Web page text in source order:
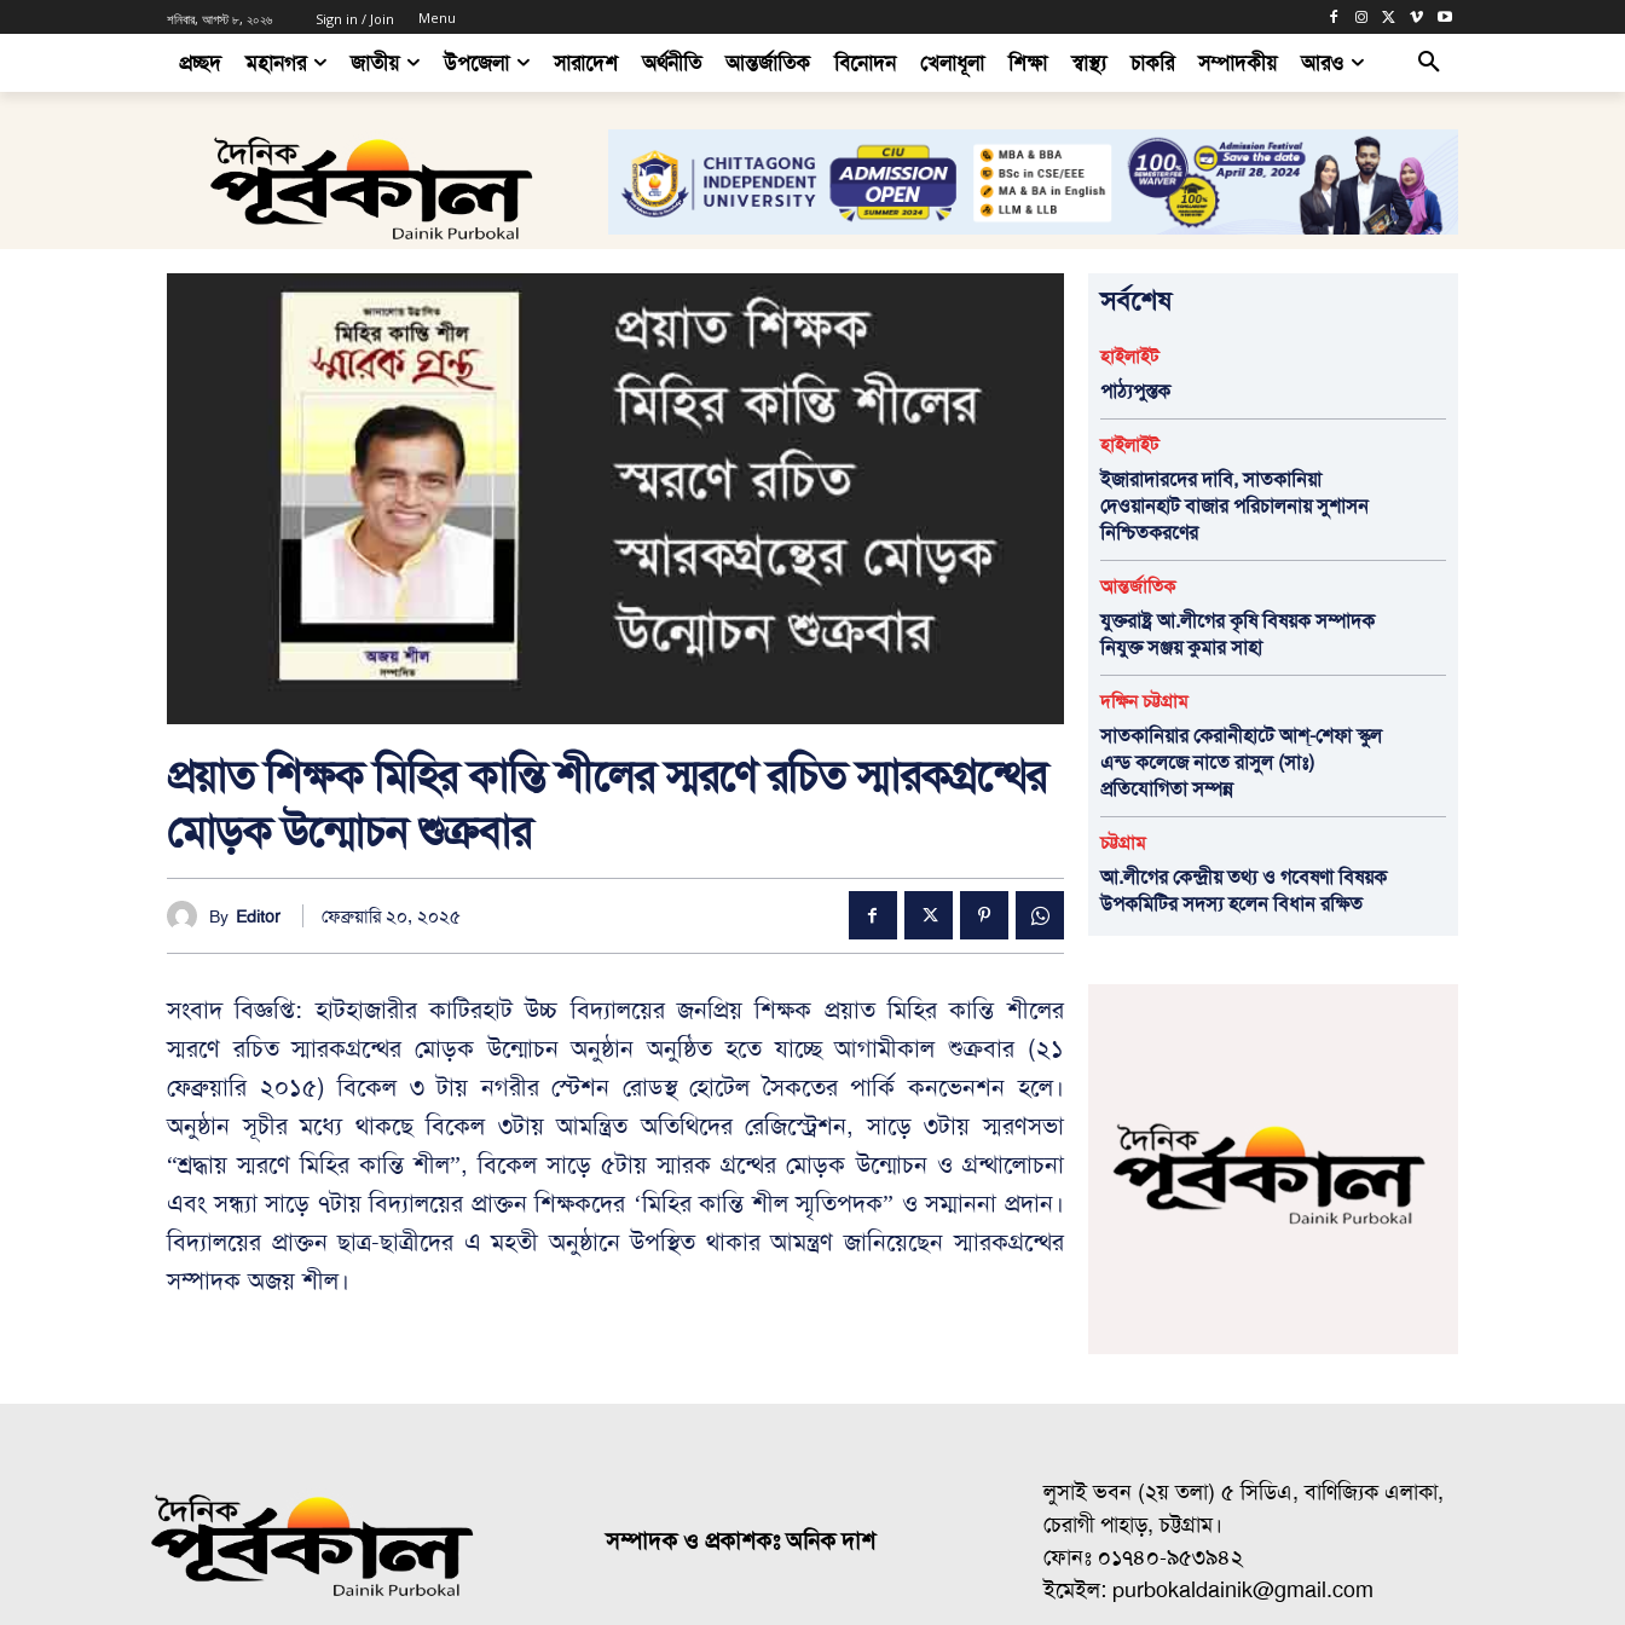
শনিবার, আগস্ট ৮, ২০২৬ Sign in / Join Menu
প্রচ্ছদ মহানগর জাতীয় উপজেলা সারাদেশ অর্থনীতি আন্তর্জাতিক বিনোদন খেলাধূলা শিক্ষা স্বাস্থ্য চাকরি সম্পাদকীয় আরও
প্রয়াত শিক্ষক মিহির কান্তি শীলের স্মরণে রচিত স্মারকগ্রন্থের
মোড়ক উন্মোচন শুক্রবার
By Editor ফেব্রুয়ারি ২০, ২০২৫
সংবাদ বিজ্ঞপ্তি: হাটহাজারীর কাটিরহাট উচ্চ বিদ্যালয়ের জনপ্রিয় শিক্ষক প্রয়াত মিহির কান্তি শীলের
স্মরণে রচিত স্মারকগ্রন্থের মোড়ক উন্মোচন অনুষ্ঠান অনুষ্ঠিত হতে যাচ্ছে আগামীকাল শুক্রবার (২১
ফেব্রুয়ারি ২০১৫) বিকেল ৩ টায় নগরীর স্টেশন রোডস্থ হোটেল সৈকতের পার্কি কনভেনশন হলে।
অনুষ্ঠান সূচীর মধ্যে থাকছে বিকেল ৩টায় আমন্ত্রিত অতিথিদের রেজিস্ট্রেশন, সাড়ে ৩টায় স্মরণসভা
“শ্রদ্ধায় স্মরণে মিহির কান্তি শীল”, বিকেল সাড়ে ৫টায় স্মারক গ্রন্থের মোড়ক উন্মোচন ও গ্রন্থালোচনা
এবং সন্ধ্যা সাড়ে ৭টায় বিদ্যালয়ের প্রাক্তন শিক্ষকদের ‘মিহির কান্তি শীল স্মৃতিপদক” ও সম্মাননা প্রদান।
বিদ্যালয়ের প্রাক্তন ছাত্র-ছাত্রীদের এ মহতী অনুষ্ঠানে উপস্থিত থাকার আমন্ত্রণ জানিয়েছেন স্মারকগ্রন্থের
সম্পাদক অজয় শীল।
সর্বশেষ
হাইলাইট
পাঠ্যপুস্তক
হাইলাইট
ইজারাদারদের দাবি, সাতকানিয়া
দেওয়ানহাট বাজার পরিচালনায় সুশাসন
নিশ্চিতকরণের
আন্তর্জাতিক
যুক্তরাষ্ট্র আ.লীগের কৃষি বিষয়ক সম্পাদক
নিযুক্ত সঞ্জয় কুমার সাহা
দক্ষিন চট্টগ্রাম
সাতকানিয়ার কেরানীহাটে আশ্-শেফা স্কুল
এন্ড কলেজে নাতে রাসুল (সাঃ)
প্রতিযোগিতা সম্পন্ন
চট্টগ্রাম
আ.লীগের কেন্দ্রীয় তথ্য ও গবেষণা বিষয়ক
উপকমিটির সদস্য হলেন বিধান রক্ষিত
সম্পাদক ও প্রকাশকঃ অনিক দাশ
লুসাই ভবন (২য় তলা) ৫ সিডিএ, বাণিজ্যিক এলাকা,
চেরাগী পাহাড়, চট্টগ্রাম।
ফোনঃ ০১৭৪০-৯৫৩৯৪২
ইমেইল: purbokaldainik@gmail.com